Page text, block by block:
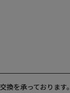
換を承っておりま